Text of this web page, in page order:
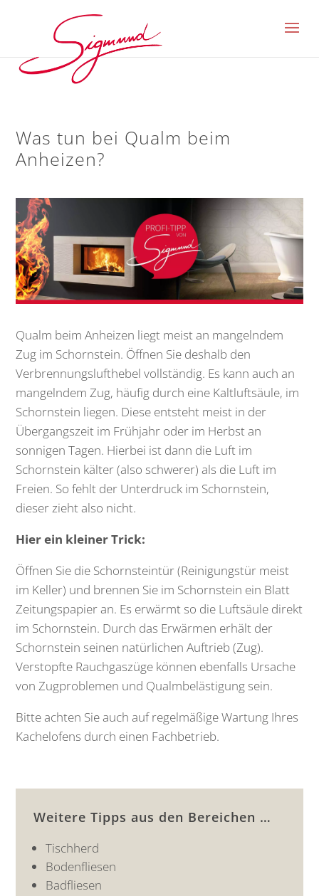
Was tun bei Qualm beim
Anheizen?
Qualm beim Anheizen liegt meist an mangelndem
Zug im Schornstein. Öffnen Sie deshalb den
Verbrennungslufthebel vollständig. Es kann auch an
mangelndem Zug, häufig durch eine Kaltluftsäule, im
Schornstein liegen. Diese entsteht meist in der
Übergangszeit im Frühjahr oder im Herbst an
sonnigen Tagen. Hierbei ist dann die Luft im
Schornstein kälter (also schwerer) als die Luft im
Freien. So fehlt der Unterdruck im Schornstein,
dieser zieht also nicht.
Hier ein kleiner Trick:
Öffnen Sie die Schornsteintür (Reinigungstür meist
im Keller) und brennen Sie im Schornstein ein Blatt
Zeitungspapier an. Es erwärmt so die Luftsäule direkt
im Schornstein. Durch das Erwärmen erhält der
Schornstein seinen natürlichen Auftrieb (Zug).
Verstopfte Rauchgaszüge können ebenfalls Ursache
von Zugproblemen und Qualmbelästigung sein.
Bitte achten Sie auch auf regelmäßige Wartung Ihres
Kachelofens durch einen Fachbetrieb.
Weitere Tipps aus den Bereichen …
Tischherd
Bodenfliesen
Badfliesen